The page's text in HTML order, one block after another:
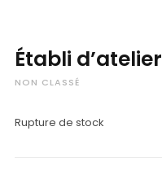
Établi d’atelier
NON CLASSÉ
Rupture de stock